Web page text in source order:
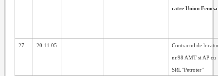
catre Union Fenosa
27. 20.11.05 Contractul de
nr.98 AMT si AP cu
SRL”Petroter”